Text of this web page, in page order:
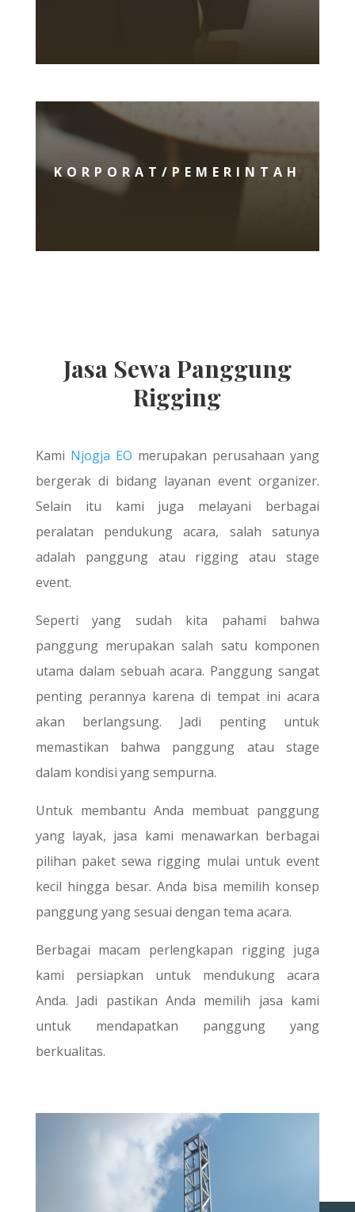
KORPORAT/PEMERINTAH
Jasa Sewa Panggung
Rigging
Kami Njogja EO merupakan perusahaan yang
bergerak di bidang layanan event organizer.
Selain itu kami juga melayani berbagai
peralatan pendukung acara, salah satunya
adalah panggung atau rigging atau stage
event.
Seperti yang sudah kita pahami bahwa
panggung merupakan salah satu komponen
utama dalam sebuah acara. Panggung sangat
penting perannya karena di tempat ini acara
akan berlangsung. Jadi penting untuk
memastikan bahwa panggung atau stage
dalam kondisi yang sempurna.
Untuk membantu Anda membuat panggung
yang layak, jasa kami menawarkan berbagai
pilihan paket sewa rigging mulai untuk event
kecil hingga besar. Anda bisa memilih konsep
panggung yang sesuai dengan tema acara.
Berbagai macam perlengkapan rigging juga
kami persiapkan untuk mendukung acara
Anda. Jadi pastikan Anda memilih jasa kami
untuk mendapatkan panggung yang
berkualitas.